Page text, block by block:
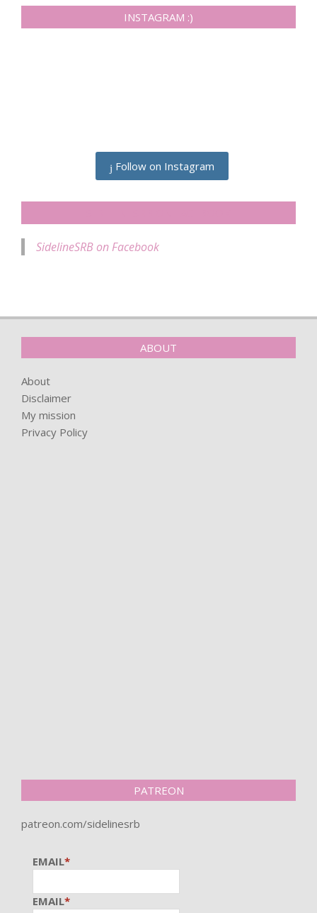
INSTAGRAM :)
Follow on Instagram
SidelineSRB on Facebook
ABOUT
About
Disclaimer
My mission
Privacy Policy
PATREON
patreon.com/sidelinesrb
EMAIL*
EMAIL*